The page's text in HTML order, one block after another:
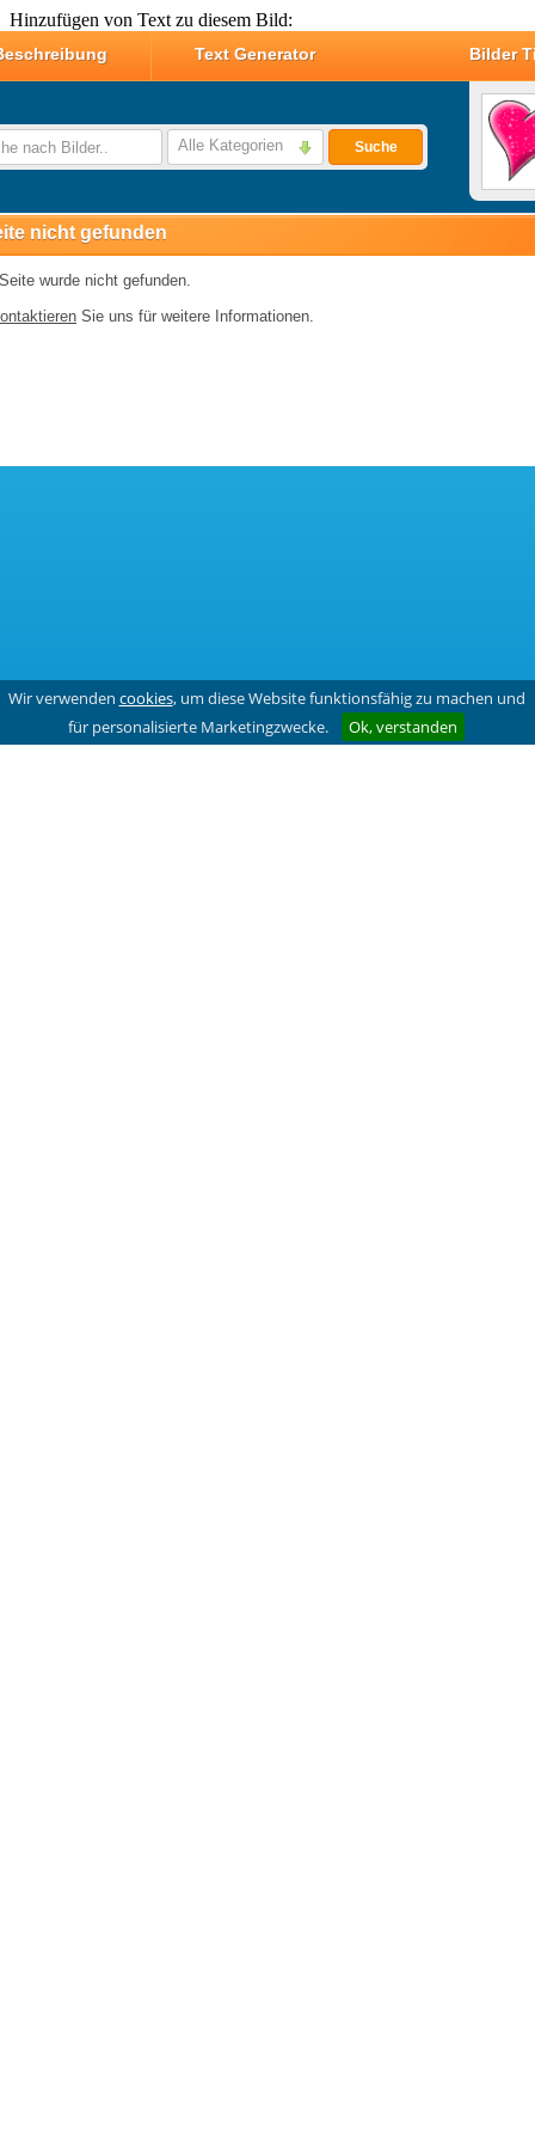
Hinzufügen von Text zu diesem Bild: